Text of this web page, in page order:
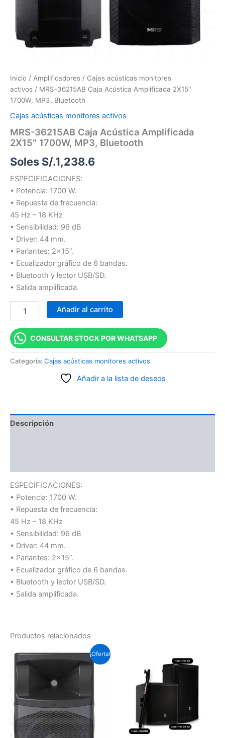
Inicio / Amplificadores / Cajas acústicas monitores
activos / MRS-36215AB Caja Acústica Amplificada 2X15″
1700W, MP3, Bluetooth
Cajas acústicas monitores activos
MRS-36215AB Caja Acústica Amplificada
2X15″ 1700W, MP3, Bluetooth
Soles S/.1,238.6
ESPECIFICACIONES:
• Potencia: 1700 W.
• Repuesta de frecuencia:
45 Hz – 18 KHz
• Sensibilidad: 96 dB
• Driver: 44 mm.
• Parlantes: 2×15”.
• Ecualizador gráfico de 6 bandas.
• Bluetooth y lector USB/SD.
• Salida amplificada.
Añadir al carrito
CONSULTAR STOCK POR WHATSAPP
Categoría: Cajas acústicas monitores activos
Añadir a la lista de deseos
Descripción
ESPECIFICACIONES:
• Potencia: 1700 W.
• Repuesta de frecuencia:
45 Hz – 18 KHz
• Sensibilidad: 96 dB
• Driver: 44 mm.
• Parlantes: 2×15”.
• Ecualizador gráfico de 6 bandas.
• Bluetooth y lector USB/SD.
• Salida amplificada.
Productos relacionados
¡Oferta!
precio
original
Soles
S/.1,311.0.
precio
actual
S/.1,052.3.